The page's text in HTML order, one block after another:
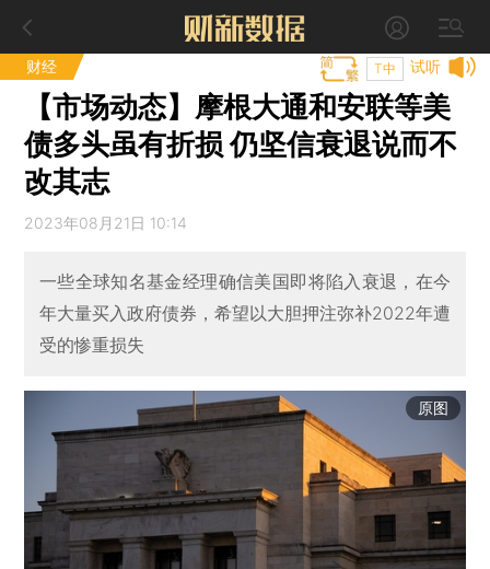
财经 试听
T中
【市场动态】摩根大通和安联等美
债多头虽有折损 仍坚信衰退说而不
改其志
2023年08月21日 10:14
一些全球知名基金经理确信美国即将陷入衰退，在今
年大量买入政府债券，希望以大胆押注弥补2022年遭
受的惨重损失
原图